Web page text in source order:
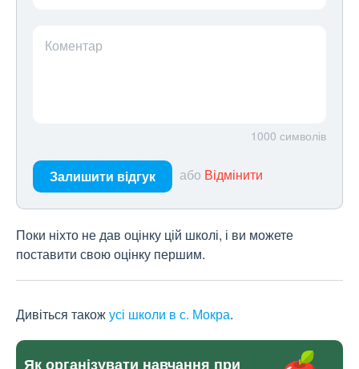
Коментар
1000 символів
Залишити відгук або Відмінити
Поки ніхто не дав оцінку цій школі, і ви можете
поставити свою оцінку першим.
Дивіться такожусі школи в с. Мокра.
Як організувати навчання при